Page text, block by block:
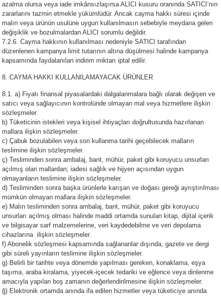
azalma olursa veya iade imkânsızlaşırsa ALICI kusuru oranında SATICI’nın
zararlarını tazmin etmekle yükümlüdür. Ancak cayma hakkı süresi içinde
malın veya ürünün usulüne uygun kullanılmasın sebebiyle meydana gelen
değişiklik ve bozulmalardan ALICI sorumlu değildir.
7.2.6. Cayma hakkının kullanılması nedeniyle SATICI tarafından
düzenlenen kampanya limit tutarının altına düşülmesi halinde kampanya
kapsamında faydalanılan indirim miktarı iptal edilir.
8. CAYMA HAKKI KULLANILAMAYACAK ÜRÜNLER
8.1. a) Fiyatı finansal piyasalardaki dalgalanmalara bağlı olarak değişen ve
satıcı veya sağlayıcının kontrolünde olmayan mal veya hizmetlere ilişkin
sözleşmeler.
b) Tüketicinin istekleri veya kişisel ihtiyaçları doğrultusunda hazırlanan
mallara ilişkin sözleşmeler.
c) Çabuk bozulabilen veya son kullanma tarihi geçebilecek malların
teslimine ilişkin sözleşmeler.
ç) Tesliminden sonra ambalaj, bant, mühür, paket gibi koruyucu unsurları
açılmış olan mallardan; iadesi sağlık ve hijyen açısından uygun
olmayanların teslimine ilişkin sözleşmeler.
d) Tesliminden sonra başka ürünlerle karışan ve doğası gereği ayrıştırılması
mümkün olmayan mallara ilişkin sözleşmeler.
e) Malın tesliminden sonra ambalaj, bant, mühür, paket gibi koruyucu
unsurları açılmış olması halinde maddi ortamda sunulan kitap, dijital içerik
ve bilgisayar sarf malzemelerine, veri kaydedebilme ve veri depolama
cihazlarına ilişkin sözleşmeler.
f) Abonelik sözleşmesi kapsamında sağlananlar dışında, gazete ve dergi
gibi süreli yayınların teslimine ilişkin sözleşmeler.
g) Belirli bir tarihte veya dönemde yapılması gereken, konaklama, eşya
taşıma, araba kiralama, yiyecek-içecek tedariki ve eğlence veya dinlenme
amacıyla yapılan boş zamanın değerlendirilmesine ilişkin sözleşmeler.
ğ) Elektronik ortamda anında ifa edilen hizmetler veya tüketiciye anında